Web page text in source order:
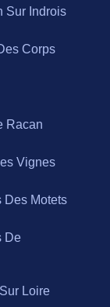
Sur Indrois
Corps
Racan
Vignes
Des Motets
De
Loire